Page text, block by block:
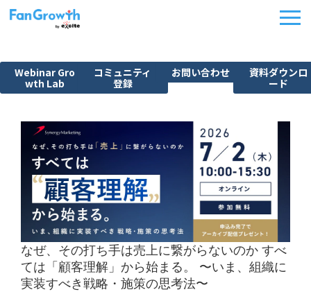
Webinar Gro
wth Lab
コミュニティ
登録
お問い合わせ
資料ダウンロ
ード
施策別活用シーン
料金・プラン
導入事例
イベント
FanGrowth Studio
なぜ、その打ち手は売上に繋がらないのか すべ
ては「顧客理解」から始まる。 〜いま、組織に
実装すべき戦略・施策の思考法〜